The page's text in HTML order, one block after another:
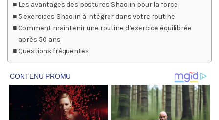
Les avantages des postures Shaolin pour la force
5 exercices Shaolin à intégrer dans votre routine
Comment maintenir une routine d’exercice équilibrée
après 50 ans
Questions fréquentes